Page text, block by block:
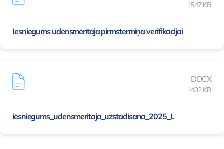
15.47 KB
Iesniegums ūdensmērītāja pirmstermiņa verifikācijai
DOCX
14.92 KB
iesniegums_udensmeritaja_uzstadisana_2025_L